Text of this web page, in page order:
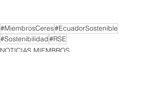
#MiembrosCeres#EcuadorSostenible
#Sostenibilidad#RSE
NOTICIAS MIEMBROS